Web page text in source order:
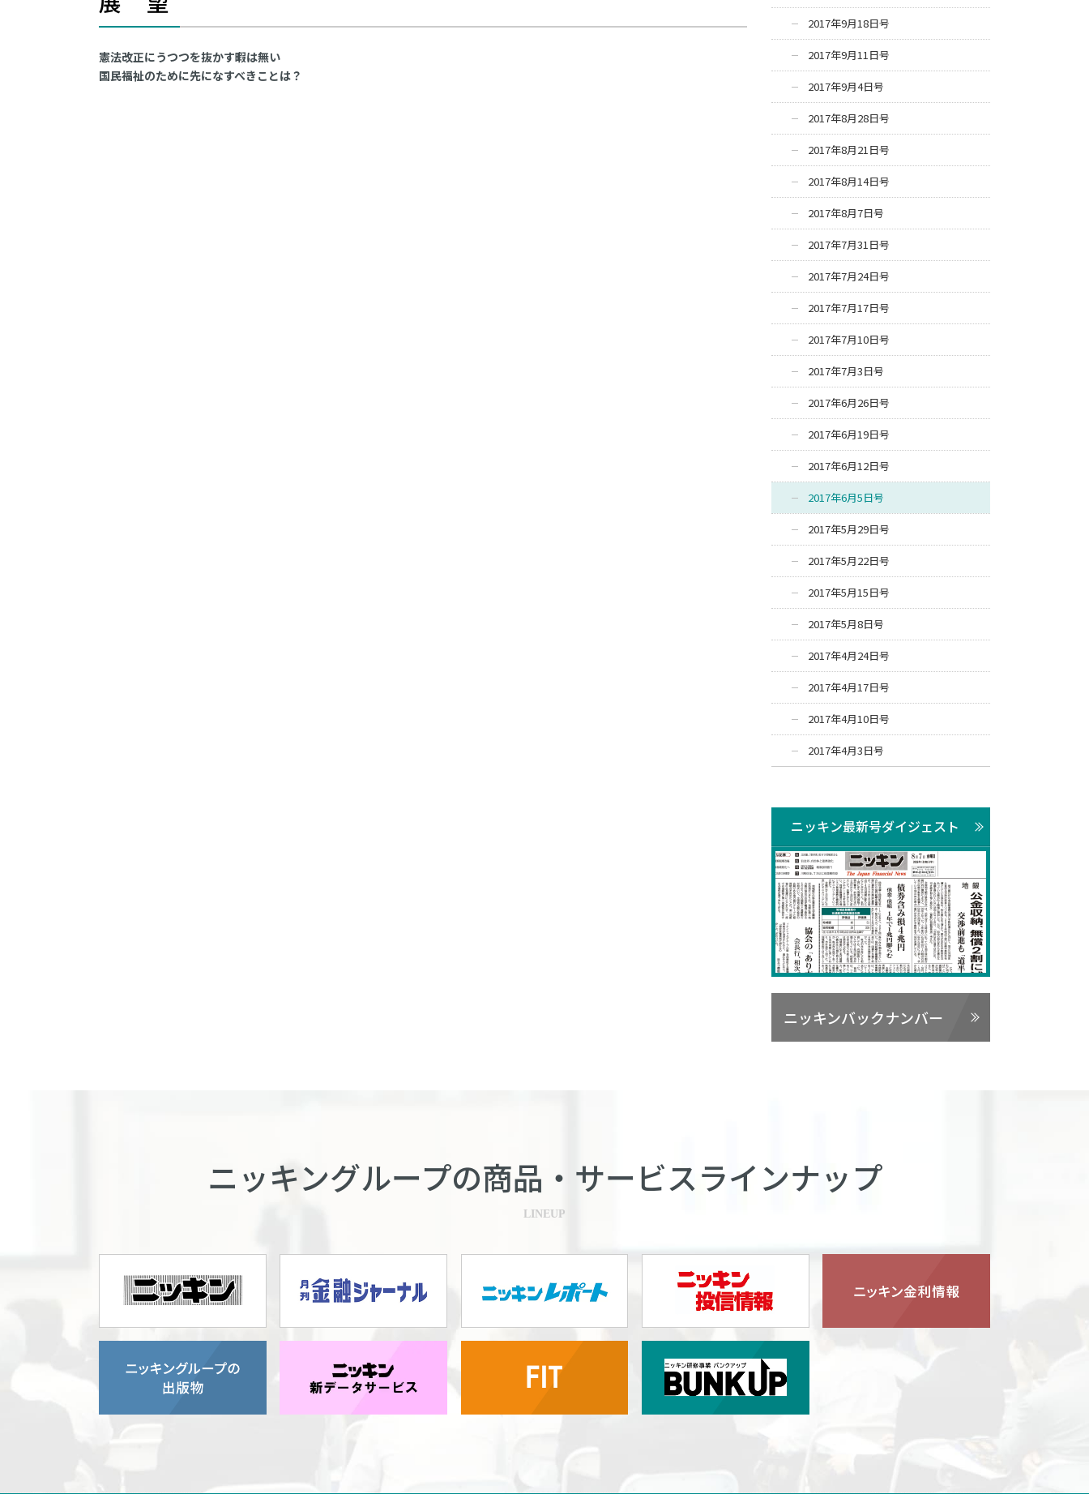
憲法改正にうつつを抜かす暇は無い
国民福祉のために先になすべきことは？
2017年9月18日号
2017年9月11日号
2017年9月4日号
2017年8月28日号
2017年8月21日号
2017年8月14日号
2017年8月7日号
2017年7月31日号
2017年7月24日号
2017年7月17日号
2017年7月10日号
2017年7月3日号
2017年6月26日号
2017年6月19日号
2017年6月12日号
2017年6月5日号
2017年5月29日号
2017年5月22日号
2017年5月15日号
2017年5月8日号
2017年4月24日号
2017年4月17日号
2017年4月10日号
2017年4月3日号
ニッキン最新号ダイジェスト
ニッキンバックナンバー
ニッキングループの商品・ サービスラインナップ
LINEUP